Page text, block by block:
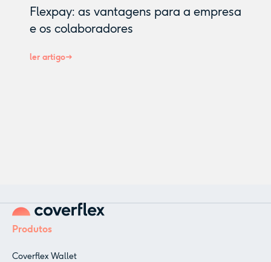
Flexpay: as vantagens para a empresa
e os colaboradores
ler artigo
Produtos
Coverflex Wallet